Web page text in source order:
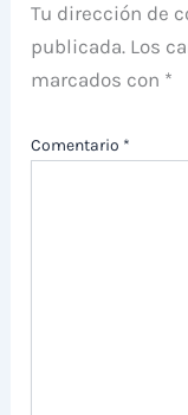
Tu dirección de
publicada. Los
marcados con *
Comentario *